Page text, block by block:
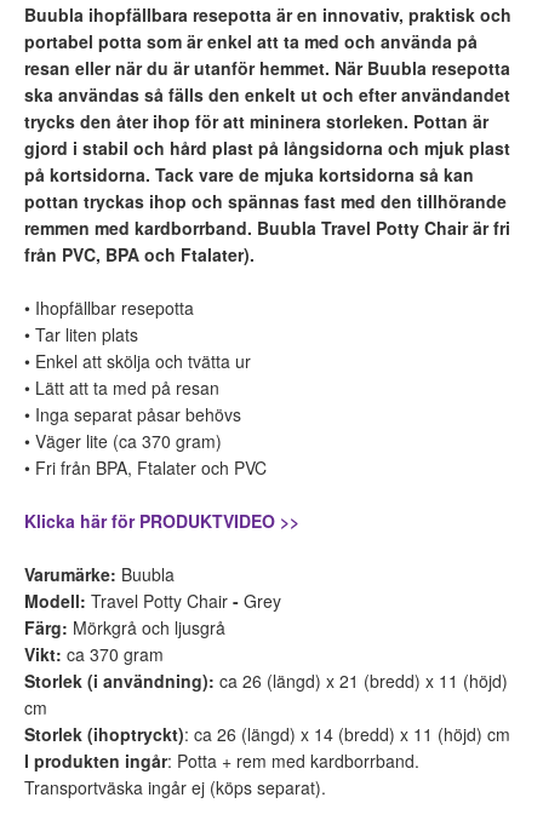
Buubla ihopfällbara resepotta är en innovativ, praktisk och
portabel potta som är enkel att ta med och använda på
resan eller när du är utanför hemmet. När Buubla resepotta
ska användas så fälls den enkelt ut och efter användandet
trycks den åter ihop för att mininera storleken. Pottan är
gjord i stabil och hård plast på långsidorna och mjuk plast
på kortsidorna. Tack vare de mjuka kortsidorna så kan
pottan tryckas ihop och spännas fast med den tillhörande
remmen med kardborrband. Buubla Travel Potty Chair är fri
från PVC, BPA och Ftalater).
• Ihopfällbar resepotta
• Tar liten plats
• Enkel att skölja och tvätta ur
• Lätt att ta med på resan
• Inga separat påsar behövs
• Väger lite (ca 370 gram)
• Fri från BPA, Ftalater och PVC
Klicka här för PRODUKTVIDEO >>
Varumärke: Buubla
Modell: Travel Potty Chair - Grey
Färg: Mörkgrå och ljusgrå
Vikt: ca 370 gram
Storlek (i användning): ca 26 (längd) x 21 (bredd) x 11 (höjd)
cm
Storlek (ihoptryckt): ca 26 (längd) x 14 (bredd) x 11 (höjd) cm
I produkten ingår: Potta + rem med kardborrband.
Transportväska ingår ej (köps separat).